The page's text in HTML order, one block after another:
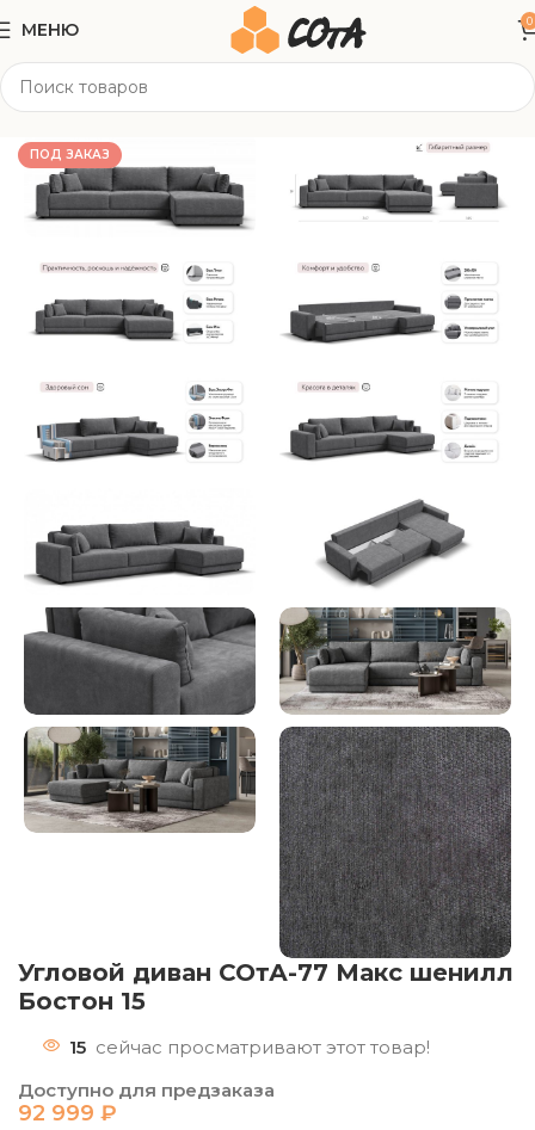
МЕНЮ 0
Мягкая мебель
ПОД ЗАКАЗ
Угловой диван СОтА-77 Макс шенилл
Бостон 15
15 сейчас просматривают этот товар!
Доступно для предзаказа
92 999 ₽